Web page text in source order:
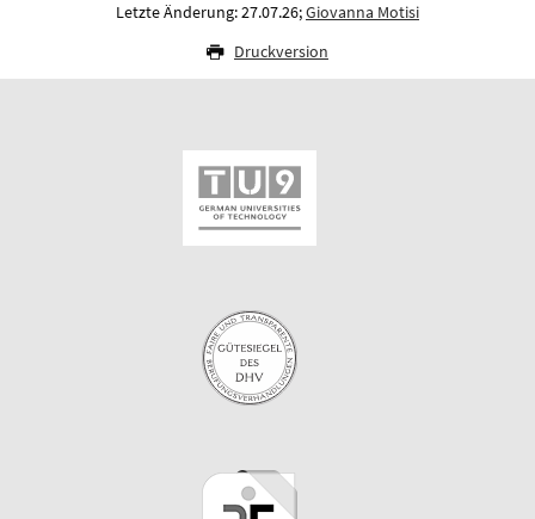
Letzte Änderung: 27.07.26;Giovanna Motisi
Druckversion